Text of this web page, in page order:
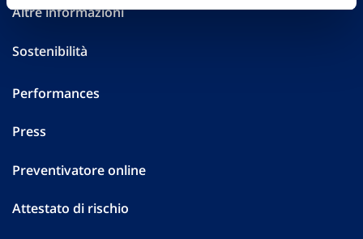
Altre informazioni
Sostenibilità
Performances
Press
Preventivatore online
Attestato di rischio